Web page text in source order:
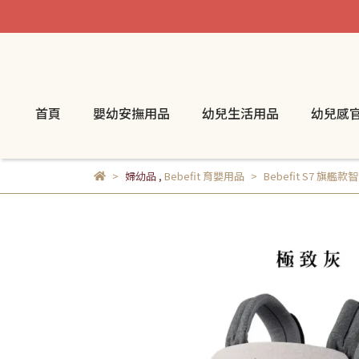
首頁 嬰幼安撫用品 幼兒生活用品 幼兒感
婦幼品, Bebefit 育嬰用品 Bebefit S7 旗艦款